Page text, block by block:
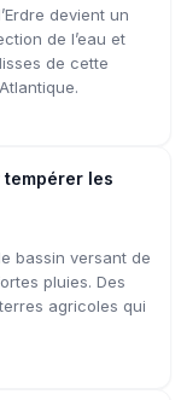
devient un
de l’eau et
de cette
les
bassin versant de
pluies. Des
agricoles qui